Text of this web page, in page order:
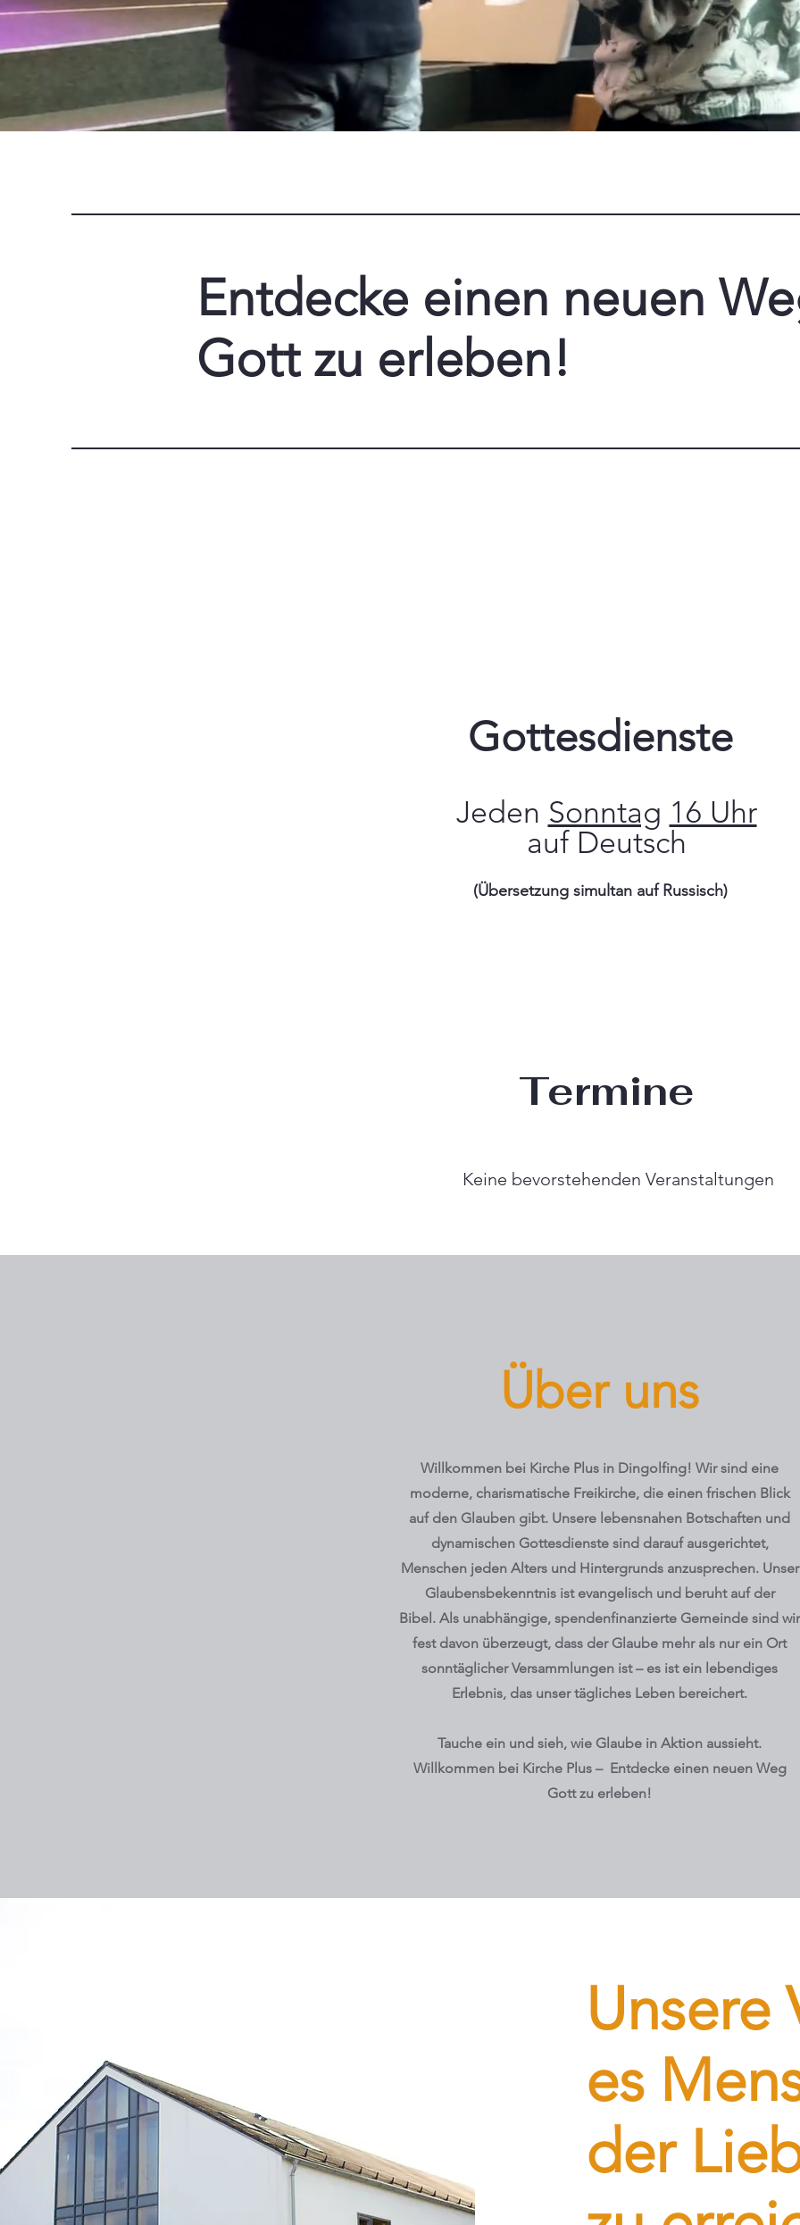
Entdecke einen neuen
Gott zu erleben!
Gottesdienste
Jeden Sonntag 16 Uhr
auf Deutsch
(Übersetzung simultan auf Russisch)
Termine
Keine bevorstehenden Veranstaltungen
Über uns
Willkommen bei Kirche Plus in Dingolfing! Wir sind eine
moderne, charismatische Freikirche, die einen frischen Blick
auf den Glauben gibt. Unsere lebensnahen Botschaften und
dynamischen Gottesdienste sind darauf ausgerichtet,
Menschen jeden Alters und Hintergrunds anzusprechen. Unser
Glaubensbekenntnis ist evangelisch und beruht auf der
Bibel. Als unabhängige, spendenfinanzierte Gemeinde sind wir
fest davon überzeugt, dass der Glaube mehr als nur ein Ort
sonntäglicher Versammlungen ist – es ist ein lebendiges
Erlebnis, das unser tägliches Leben bereichert.
Tauche ein und sieh, wie Glaube in Aktion aussieht.
Willkommen bei Kirche Plus – Entdecke einen neuen Weg
Gott zu erleben!
Unsere
es
der